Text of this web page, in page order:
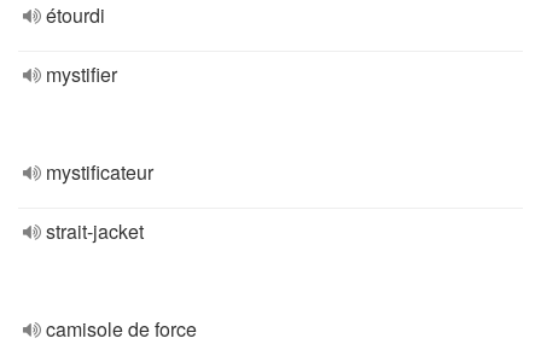
étourdi
mystifier
mystificateur
strait-jacket
camisole de force